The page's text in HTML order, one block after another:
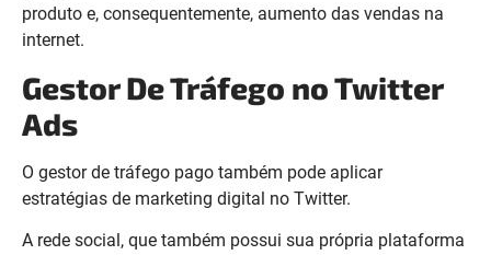
produto e, consequentemente, aumento das vendas na
internet.
Gestor De Tráfego no Twitter
Ads
O gestor de tráfego pago também pode aplicar
estratégias de marketing digital no Twitter.
A rede social, que também possui sua própria plataforma